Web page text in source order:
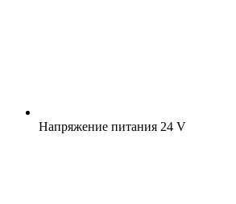
Напряжение питания 24 V